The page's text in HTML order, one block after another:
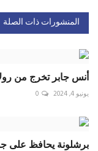
المنشورات ذات الصلة
أنس جابر تخرج من
يونيو 4, 2024 0
برشلونة يحافظ على